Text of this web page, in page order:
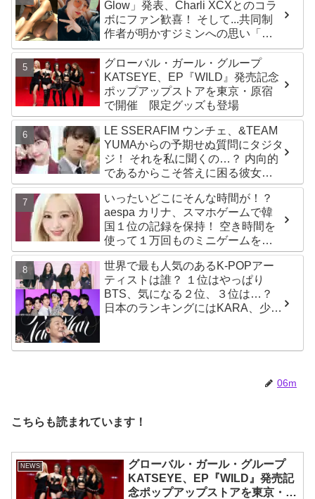
ト
Glow」発表、Charli XCXとのコラ
ボにファン歓喜！ そして...共同制
作者が明かすジミンへの思い「彼
の夢、そして彼の絶望から生まれ
た歌」
グローバル・ガール・グループ
KATSEYE、EP『WILD』発売記念
ポップアップストアを東京・原宿
で開催 限定グッズも登場
LE SSERAFIM ウンチェ、&TEAM
YUMAからの予期せぬ質問にタジタ
ジ！ それを私に聞くの…？ 内向的
であるからこそ答えに困る彼女の
リアクションがかわいすぎる
いったいどこにそんな時間が！？
aespa カリナ、スマホゲームで韓
国１位の記録を保持！ 空き時間を
使って１万回ものミニゲームをク
リア「芸能人たちが時間がないと
言っているのは全部嘘」
世界で最も人気のあるK-POPアー
ティストは誰？ １位はやっぱり
BTS、気になる２位、３位は…？
日本のランキングにはKARA、少女
06m
こちらも読まれています！
NEWS
グローバル・ガール・グループ
KATSEYE、EP『WILD』発売記
念ポップアップストアを東京・原